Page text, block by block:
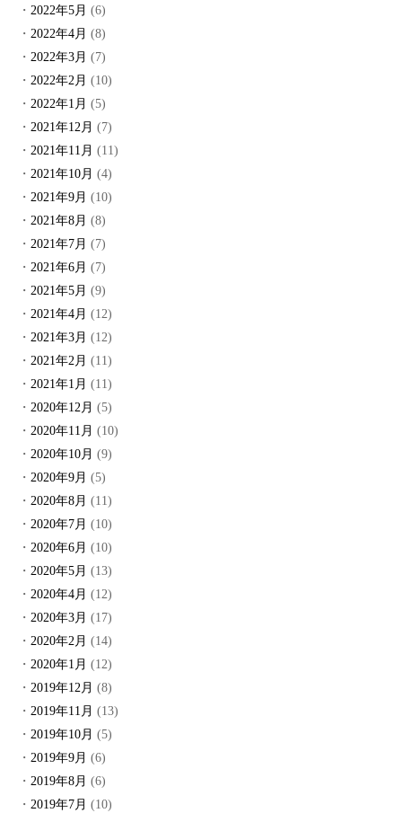
2022年5月 (6)
2022年4月 (8)
2022年3月 (7)
2022年2月 (10)
2022年1月 (5)
2021年12月 (7)
2021年11月 (11)
2021年10月 (4)
2021年9月 (10)
2021年8月 (8)
2021年7月 (7)
2021年6月 (7)
2021年5月 (9)
2021年4月 (12)
2021年3月 (12)
2021年2月 (11)
2021年1月 (11)
2020年12月 (5)
2020年11月 (10)
2020年10月 (9)
2020年9月 (5)
2020年8月 (11)
2020年7月 (10)
2020年6月 (10)
2020年5月 (13)
2020年4月 (12)
2020年3月 (17)
2020年2月 (14)
2020年1月 (12)
2019年12月 (8)
2019年11月 (13)
2019年10月 (5)
2019年9月 (6)
2019年8月 (6)
2019年7月 (10)